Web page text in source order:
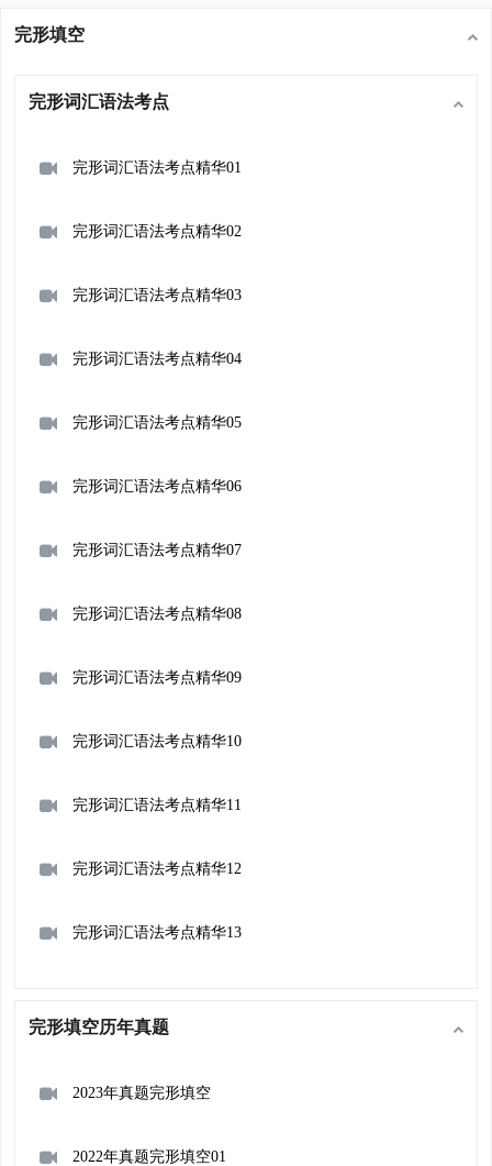
完形填空
完形词汇语法考点
完形词汇语法考点精华01
完形词汇语法考点精华02
完形词汇语法考点精华03
完形词汇语法考点精华04
完形词汇语法考点精华05
完形词汇语法考点精华06
完形词汇语法考点精华07
完形词汇语法考点精华08
完形词汇语法考点精华09
完形词汇语法考点精华10
完形词汇语法考点精华11
完形词汇语法考点精华12
完形词汇语法考点精华13
完形填空历年真题
2023年真题完形填空
2022年真题完形填空01